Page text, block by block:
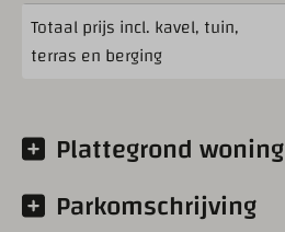
Totaal prijs incl. kavel, tuin,
terras en berging
Plattegrond woning
Parkomschrijving